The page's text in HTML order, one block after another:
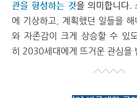
관을 형성하는 것을 의미합니다.
에 기상하고, 계획했던 일들을
와 자존감이 크게 상승할 수 있
히 2030세대에게 뜨거운 관심을